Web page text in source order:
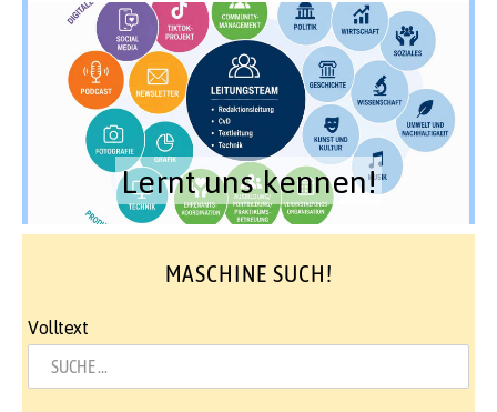
Lernt uns kennen!
MASCHINE SUCH!
Volltext